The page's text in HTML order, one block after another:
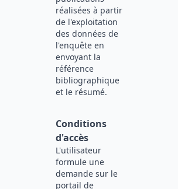
réalisées à partir
de l'exploitation
des données de
l'enquête en
envoyant la
référence
bibliographique
et le résumé.
Conditions
d'accès
L'utilisateur
formule une
demande sur le
portail de